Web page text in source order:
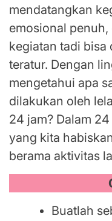
mendatangkan
emosional
kegiatan tadi bisa
teratur. Dengan
mengetahui apa
dilakukan oleh
24 jam? Dalam
yang kita
berama aktivitas
Buatlah